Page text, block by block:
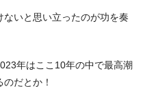
いと思い立ったのが功を奏
年はここ10年の中で最高潮
だとか！